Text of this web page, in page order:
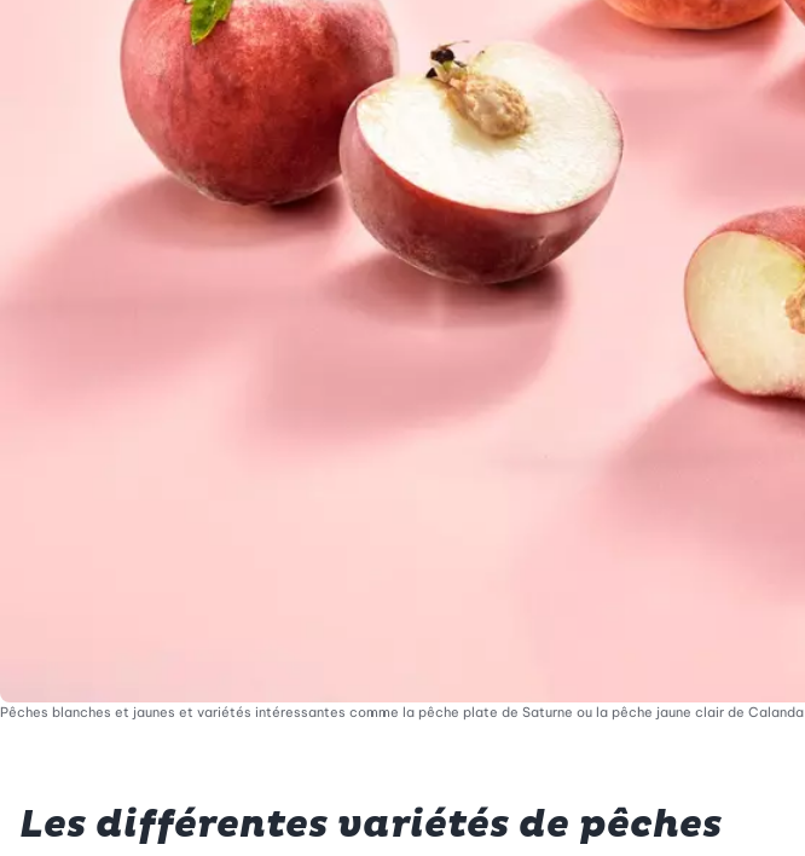
Pêches blanches et jaunes et variétés intéressantes comme la pêche plate de Saturne ou la pêche jaune clair de Calanda
Les différentes variétés de pêches